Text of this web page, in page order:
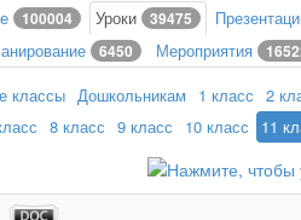
100004 Уроки 39475
6450 Мероприятия
классы Дошкольникам 1 класс 2
8 класс 9 класс 10 класс 11